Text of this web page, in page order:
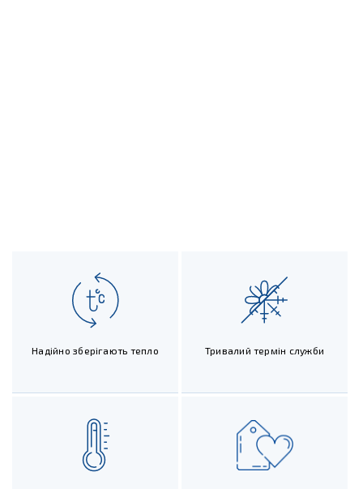
Надійно зберігають тепло Тривалий термін служби